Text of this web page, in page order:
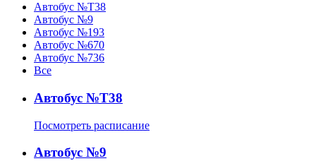
Автобус №Т38
Автобус №9
Автобус №193
Автобус №670
Автобус №736
Все
Автобус №Т38
Посмотреть расписание
Автобус №9